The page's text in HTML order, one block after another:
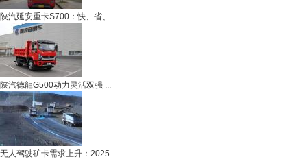
陕汽延安重卡S700：快、省、...
陕汽德龍G500动力灵活双强 ...
无人驾驶矿卡需求上升：2025...